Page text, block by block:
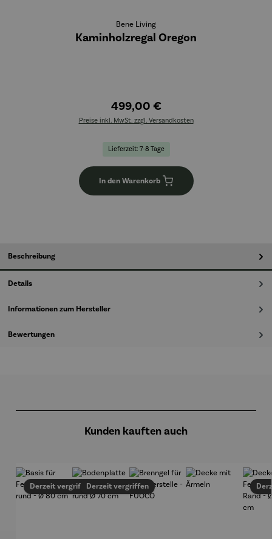
Bene Living
Kaminholzregal Oregon
499,00 €
Preise inkl. MwSt. zzgl. Versandkosten
Lieferzeit: 7-8 Tage
In den Warenkorb
Beschreibung
Details
Informationen zum Hersteller
Bewertungen
Kunden kauften auch
Derzeit vergriffenDerzeit vergriffen